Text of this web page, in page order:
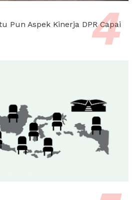
Pun Aspek Kinerja DPR Capai